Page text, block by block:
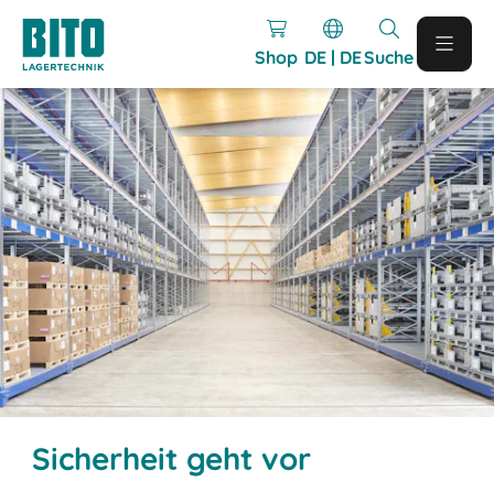
Shop DE | DESuche
Sicherheit geht vor